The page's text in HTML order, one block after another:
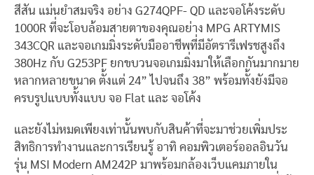
สีสัน แม่นยำสมจริง อย่าง G274QPF- QD และจอโค้งระดับ
1000R ที่จะโอบล้อมสายตาของคุณอย่าง MPG ARTYMIS
343CQR และจอเกมมิ่งระดับมืออาชีพที่มีอัตรารีเฟรชสูงถึง
380Hz กับ G253PF ยกขบวนจอเกมมิ่งมาให้เลือกกันมากมาย
หลากหลายขนาด ตั้งแต่ 24” ไปจนถึง 38” พร้อมทั้งยังมีจอ
ครบรูปแบบทั้งแบบ จอ Flat และ จอโค้ง
และยังไม่หมดเพียงเท่านั้นพบกับสินค้าที่จะมาช่วยเพิ่มประ
สิทธิการทำงานและการเรียนรู้ อาทิ คอมพิวเตอร์ออลอินวัน
รุ่น MSI Modern AM242P มาพร้อมกล้องเว็บแคมภายใน